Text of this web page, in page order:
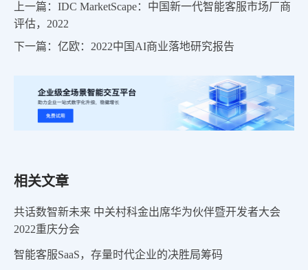
上一篇：IDC MarketScape：中国新一代智能客服市场厂商
评估，2022
下一篇：亿欧：2022中国AI商业落地研究报告
相关文章
共话数智新未来 中关村科金出席华为伙伴暨开发者大会
2022重庆分会
智能客服SaaS，存量时代企业的决胜局筹码